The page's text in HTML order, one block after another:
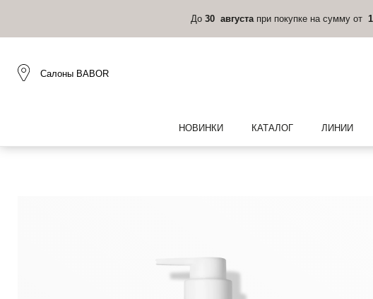
До 30 августа при покупке на сумму от
Салоны BABOR
НОВИНКИ КАТАЛОГ ЛИНИИ